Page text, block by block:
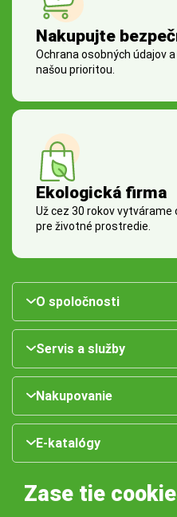
Nakupujte
Ochrana osobných údajov
našou prioritou.
Ekologická firma
Už cez 30 rokov vytvárame
pre životné prostredie.
O spoločnosti
Servis a služby
Nakupovanie
E-katalógy
Zase tie